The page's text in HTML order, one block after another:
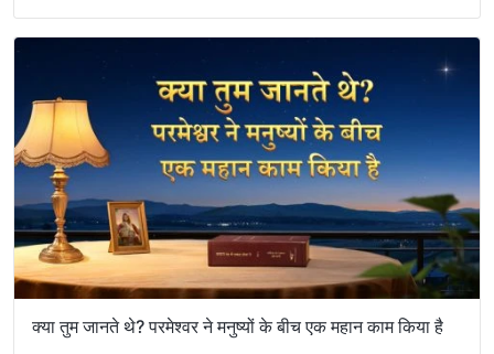
क्या तुम जानते थे? परमेश्वर ने मनुष्यों के बीच एक महान काम किया है